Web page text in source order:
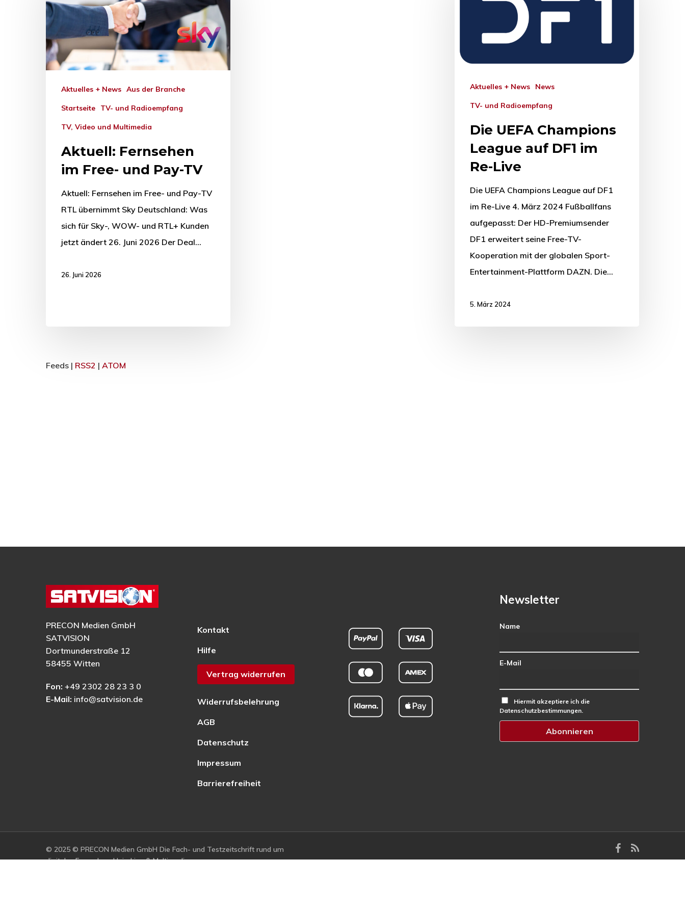
Aktuelles + News Aus der Branche
Startseite TV- und Radioempfang
TV, Video und Multimedia
Aktuell: Fernsehen
im Free- und Pay-TV
Aktuell: Fernsehen im Free- und Pay-TV
RTL übernimmt Sky Deutschland: Was
sich für Sky-, WOW- und RTL+ Kunden
jetzt ändert 26. Juni 2026 Der Deal…
26. Juni 2026
Aktuelles + News News
TV- und Radioempfang
Die UEFA Champions
League auf DF1 im
Re-Live
Die UEFA Champions League auf DF1
im Re-Live 4. März 2024 Fußballfans
aufgepasst: Der HD-Premiumsender
DF1 erweitert seine Free-TV-
Kooperation mit der globalen Sport-
Entertainment-Plattform DAZN. Die…
5. März 2024
Feeds | RSS2 | ATOM
PRECON Medien GmbH
SATVISION
Dortmunderstraße 12
58455 Witten
Fon: +49 2302 28 23 3 0
E-Mail: info@satvision.de
Kontakt
Hilfe
Vertrag widerrufen
Widerrufsbelehrung
AGB
Datenschutz
Impressum
Barrierefreiheit
Newsletter
Name
E-Mail
Hiermit akzeptiere ich die
Datenschutzbestimmungen.
© 2025 © PRECON Medien GmbH Die Fach- und Testzeitschrift rund um
digitales Fernsehen, Heimkino & Multimedia.
facebook
RSS